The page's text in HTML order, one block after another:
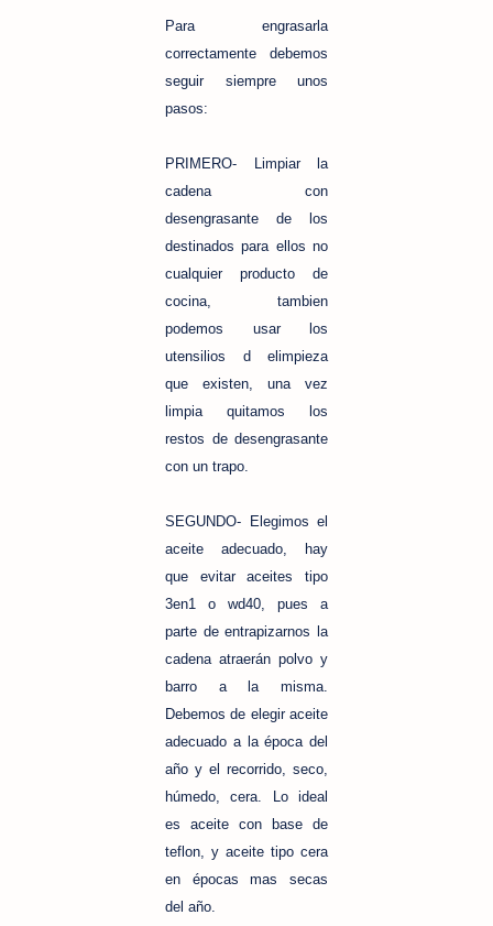
Para engrasarla
correctamente debemos
seguir siempre unos
pasos:
PRIMERO- Limpiar la
cadena con
desengrasante de los
destinados para ellos no
cualquier producto de
cocina, tambien
podemos usar los
utensilios d elimpieza
que existen, una vez
limpia quitamos los
restos de desengrasante
con un trapo.
SEGUNDO- Elegimos el
aceite adecuado, hay
que evitar aceites tipo
3en1 o wd40, pues a
parte de entrapizarnos la
cadena atraerán polvo y
barro a la misma.
Debemos de elegir aceite
adecuado a laépoca del
año y el recorrido, seco,
húmedo , cera. Lo ideal
es aceite con base de
teflon, y aceite tipo cera
en épocas mas secas
del año.